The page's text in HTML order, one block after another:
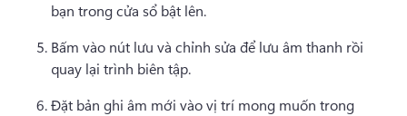
bạn trong cửa sổ bật lên.
Bấm vào nút lưu và chỉnh sửa để lưu âm thanh rồi
quay lại trình biên tập.
Đặt bản ghi âm mới vào vị trí mong muốn trong